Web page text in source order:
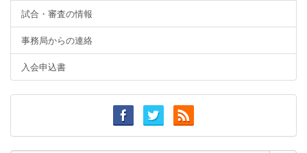
試合・審査の情報
事務局からの連絡
入会申込書